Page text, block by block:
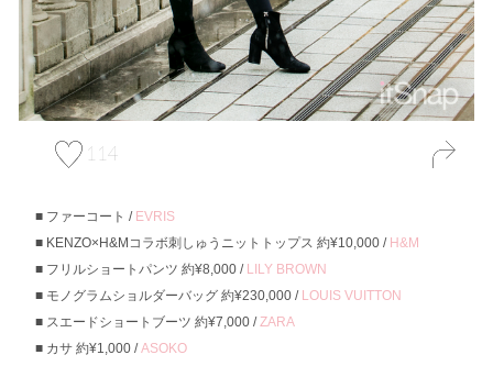
114
ファーコート / EVRIS
KENZO×H&Mコラボ刺しゅうニットトップス 約¥10,000 / H&M
フリルショートパンツ 約¥8,000 / LILY BROWN
モノグラムショルダーバッグ 約¥230,000 / LOUIS VUITTON
スエードショートブーツ 約¥7,000 /ZARA
カサ 約¥1,000 /ASOKO